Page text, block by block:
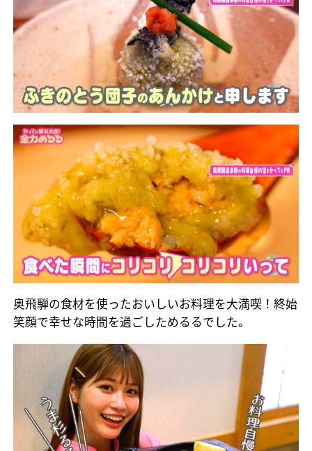
奥飛騨の食材を使ったおいしいお料理を大満喫！終始
笑顔で幸せな時間を過ごしためるるでした。